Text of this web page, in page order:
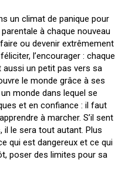
un climat de panique pour
à chaque nouveau
ou devenir extrêmement
l’encourager : chaque
aussi un petit pas vers sa
le monde grâce à ses
monde dans lequel se
et en confiance : il faut
à marcher. S’il sent
le sera tout autant. Plus
qui est dangereux et ce qui
poser des limites pour sa